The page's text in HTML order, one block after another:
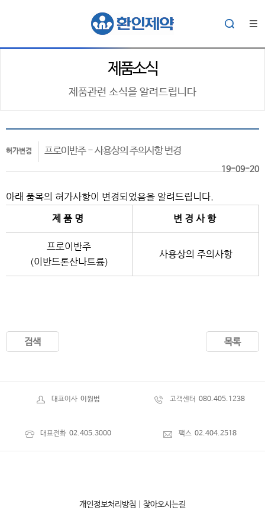
제품소식
제품관련 소식을 알려드립니다
허가변경 프로이반주 - 사용상의 주의사항 변경
19-09-20
아래 품목의 허가사항이 변경되었음을 알려드립니다.
제 품 명
변 경 사 항
프로이반주
(이반드론산나트륨)
사용상의 주의사항
검색 목록
대표이사 이원범 고객센터 080.405.1238
대표전화 02.405.3000 팩스 02.404.2518
개인정보처리방침 찾아오시는길